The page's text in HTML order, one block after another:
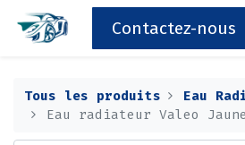
Contactez-nous
Tous les produits
Eau
Eau radiateur Valeo Jaune